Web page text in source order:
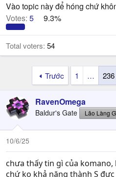
Vào topic này để hóng chứ
Votes: 5 9.3%
Total voters 54
Trước 1 … 236
RavenOmega
Baldur's Gate Lão Làng
10/6/25
chưa thấy tin gì của
chứ ko khả năng thành S đực